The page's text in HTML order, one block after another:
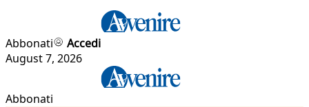
Abbonati
Accedi
August 7, 2026
Abbonati